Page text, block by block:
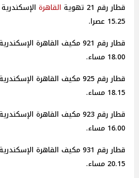
قطار رقم 21 تهوية القاهرة
15.25 عصرا.
قطار رقم 921 مكيف القاهرة
18.00 مساء.
قطار رقم 925 مكيف القاهرة
18.15 مساء.
قطار رقم 923 مكيف القاهرة
16.00 مساء.
قطار رقم 931 مكيف القاهرة
20.15 مساء.